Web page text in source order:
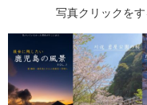
写真クリックを